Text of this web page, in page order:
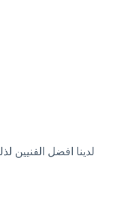
لدينا افضل الفنيين